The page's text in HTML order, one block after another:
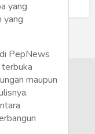
yang
yang
PepNews
terbuka
maupun